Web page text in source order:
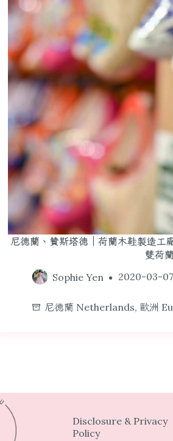
尼德蘭、贊斯塔德｜荷蘭木鞋製造工
雙荷
Sophie Yen
2020-03-07
尼德蘭 Netherlands, 歐洲
Disclosure & Privacy
Policy